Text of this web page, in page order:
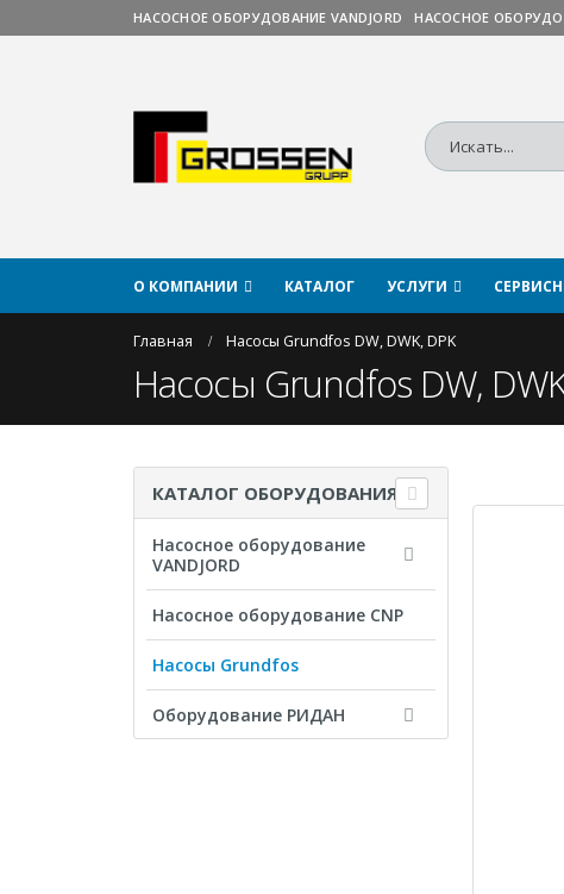
НАСОСНОЕ ОБОРУДОВАНИЕ VANDJORD НАСОСНОЕ
О КОМПАНИИ КАТАЛОГ УСЛУГИ
Главная Насосы Grundfos DW, DWK, DPK
Насосы Grundfos DW,
КАТАЛОГ ОБОРУДОВАНИЯ
Насосное оборудование
VANDJORD
Насосное оборудование CNP
Насосы Grundfos
Оборудование РИДАН